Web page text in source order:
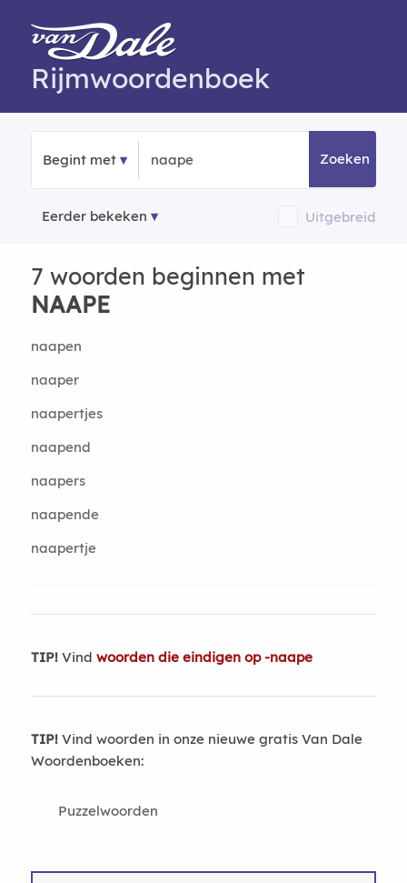
Rijmwoordenboek
Begint met Zoeken
Eerder bekeken Uitgebreid
7 woorden beginnen met
NAAPE
naapen
naaper
naapertjes
naapend
naapers
naapende
naapertje
TIP!Vind woorden die eindigen op -naape
TIP!Vind woorden in onze nieuwe gratis Van Dale
Woordenboeken:
Puzzelwoorden